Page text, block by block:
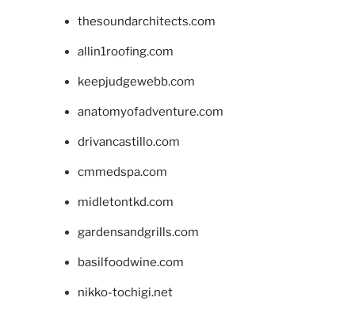
thesoundarchitects.com
allin1roofing.com
keepjudgewebb.com
anatomyofadventure.com
drivancastillo.com
cmmedspa.com
midletontkd.com
gardensandgrills.com
basilfoodwine.com
nikko-tochigi.net